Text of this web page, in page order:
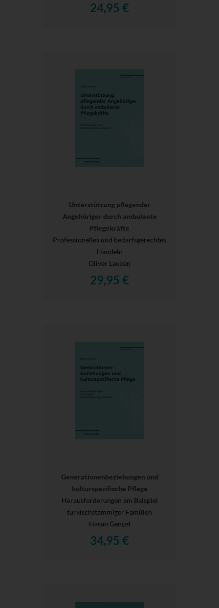
24,95 €
Unterstützung pflegender
Angehöriger durch ambulante
Pflegekräfte
Professionelles und bedarfsgerechtes
Handeln
Oliver Lauxen
29,95 €
Generationenbeziehungen und
kulturspezifische Pflege
Herausforderungen am Beispiel
türkischstämmiger Familien
Hasan Gençel
34,95 €